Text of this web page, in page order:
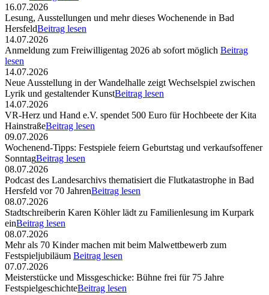
16.07.2026
Lesung, Ausstellungen und mehr dieses Wochenende in Bad
HersfeldBeitrag lesen
14.07.2026
Anmeldung zum Freiwilligentag 2026 ab sofort möglich Beitrag
lesen
14.07.2026
Neue Ausstellung in der Wandelhalle zeigt Wechselspiel zwischen
Lyrik und gestaltender KunstBeitrag lesen
14.07.2026
VR-Herz und Hand e.V. spendet 500 Euro für Hochbeete der Kita
HainstraßeBeitrag lesen
09.07.2026
Wochenend-Tipps: Festspiele feiern Geburtstag und verkaufsoffener
SonntagBeitrag lesen
08.07.2026
Podcast des Landesarchivs thematisiert die Flutkatastrophe in Bad
Hersfeld vor 70 JahrenBeitrag lesen
08.07.2026
Stadtschreiberin Karen Köhler lädt zu Familienlesung im Kurpark
einBeitrag lesen
08.07.2026
Mehr als 70 Kinder machen mit beim Malwettbewerb zum
Festspieljubiläum Beitrag lesen
07.07.2026
Meisterstücke und Missgeschicke: Bühne frei für 75 Jahre
FestspielgeschichteBeitrag lesen